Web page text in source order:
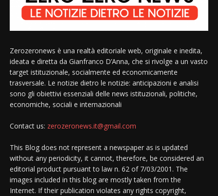
Zerozeronews è una realtà editoriale web, originale e inedita,
ideata e diretta da Gianfranco D’Anna, che si rivolge a un vasto
target istituzionale, socialmente ed economicamente
trasversale. Le notizie dietro le notizie: anticipazioni e analisi
sono gli obiettivi essenziali delle news istituzionali, politiche,
economiche, sociali e internazionali
Contact us: zerozeronews.it@gmail.com
This Blog does not represent a newspaper as is updated
without any periodicity, it cannot, therefore, be considered an
editorial product pursuant to law n. 62 of 7/03/2001. The
images included in this blog are mostly taken from the
Internet. If their publication violates any rights copyright,